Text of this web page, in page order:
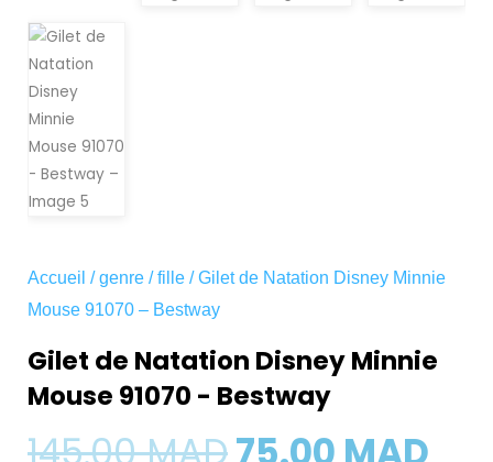
Accueil /genre /fille / Gilet de Natation Disney Minnie
Mouse 91070 – Bestway
Gilet de Natation Disney Minnie
Mouse 91070 - Bestway